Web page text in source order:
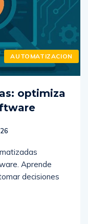
AUTOMATIZACION
optimiza
Aprende
decisiones